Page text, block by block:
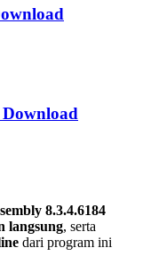
8.3.4.6184
langsung, serta
dari program ini